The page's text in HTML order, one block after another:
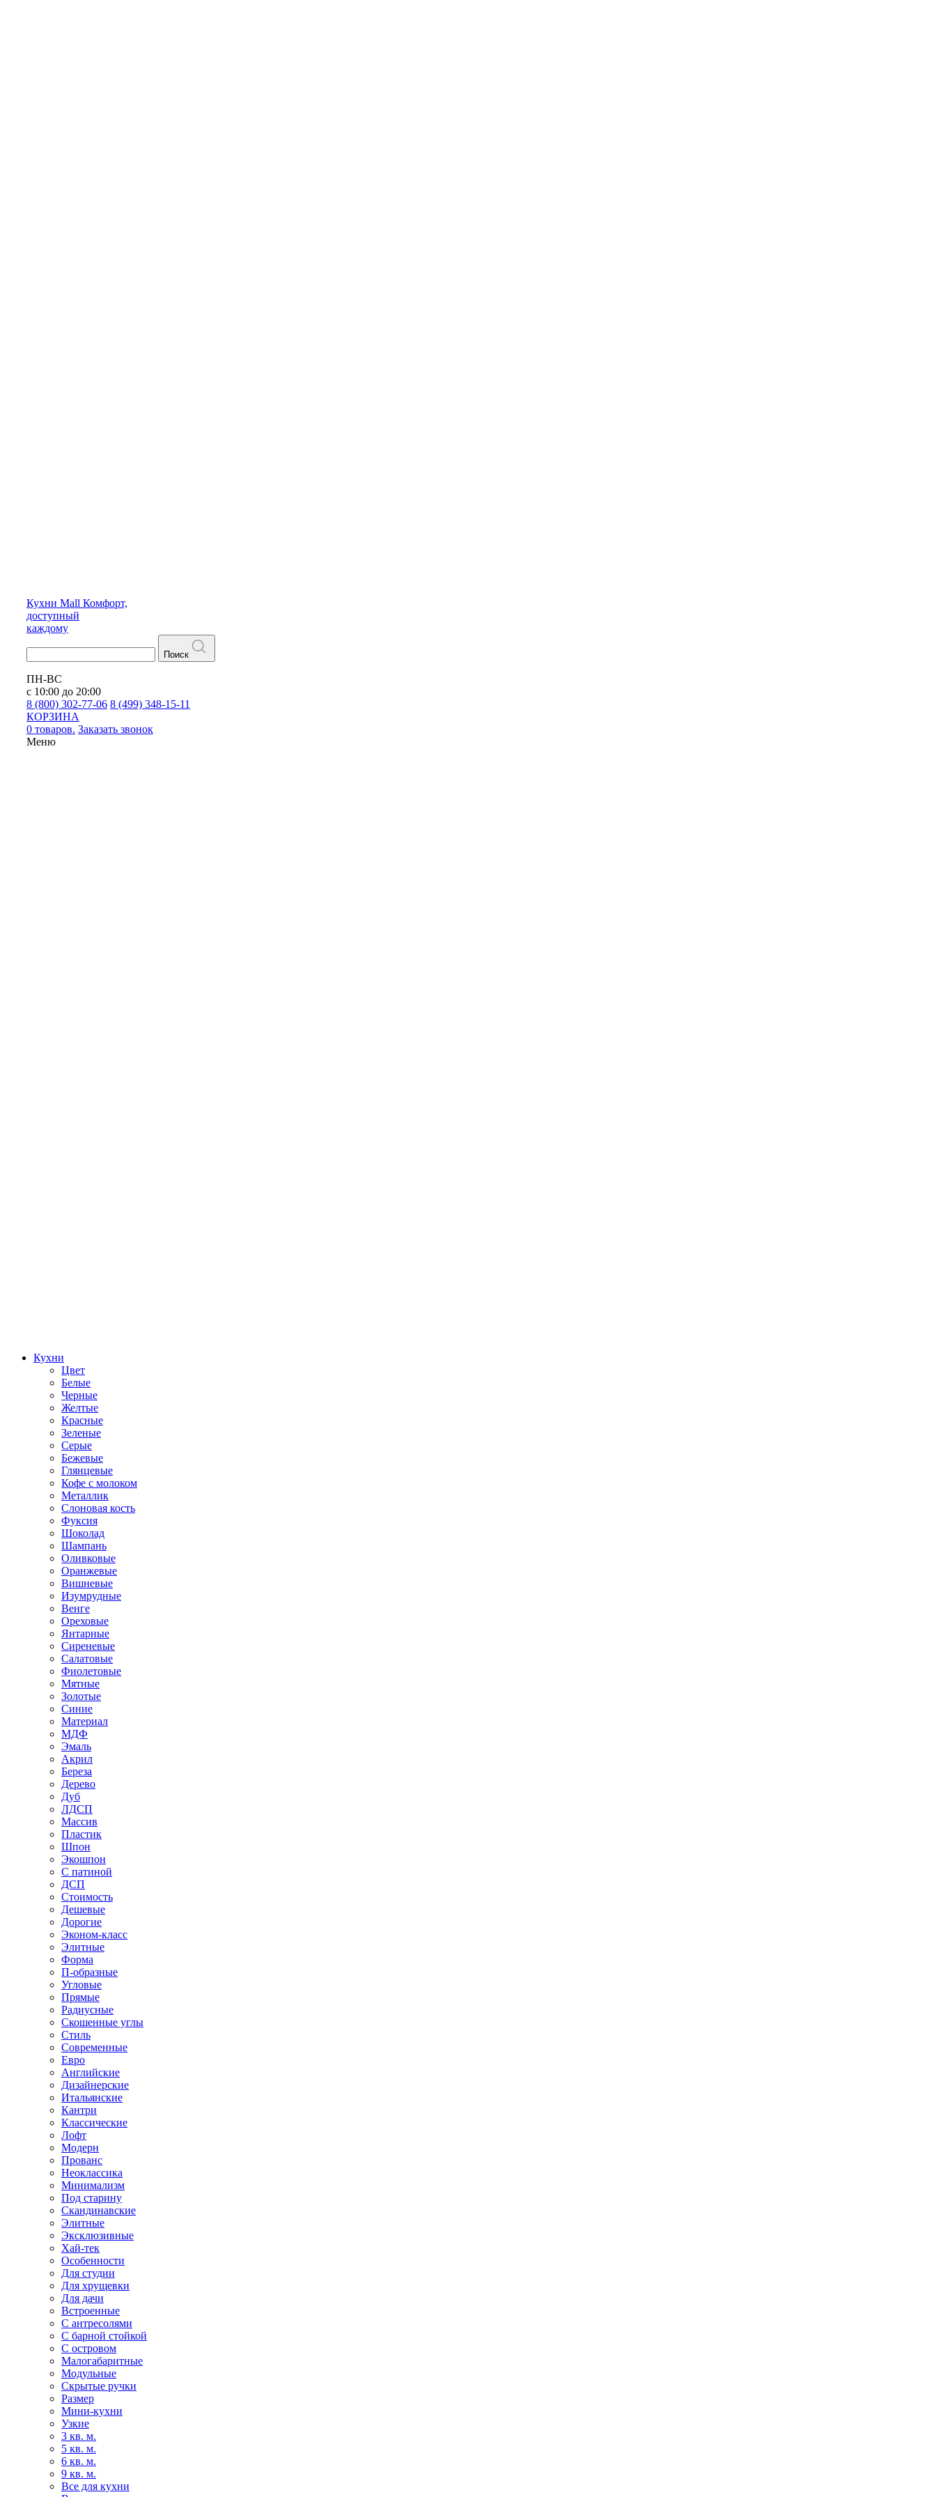
Кухни Mall Комфорт,
доступный
каждому
Поиск
ПН-ВС
с 10:00 до 20:00
8 (800) 302-77-06 8 (499) 348-15-11
КОРЗИНА
0 товаров. Заказать звонок
Меню
Кухни
Цвет
Белые
Черные
Желтые
Красные
Зеленые
Серые
Бежевые
Глянцевые
Кофе с молоком
Металлик
Слоновая кость
Фуксия
Шоколад
Шампань
Оливковые
Оранжевые
Вишневые
Изумрудные
Венге
Ореховые
Янтарные
Сиреневые
Салатовые
Фиолетовые
Мятные
Золотые
Синие
Материал
МДФ
Эмаль
Акрил
Береза
Дерево
Дуб
ЛДСП
Массив
Пластик
Шпон
Экошпон
С патиной
ДСП
Стоимость
Дешевые
Дорогие
Эконом-класс
Элитные
Форма
П-образные
Угловые
Прямые
Радиусные
Скошенные углы
Стиль
Современные
Евро
Английские
Дизайнерские
Итальянские
Кантри
Классические
Лофт
Модерн
Прованс
Неоклассика
Минимализм
Под старину
Скандинавские
Элитные
Эксклюзивные
Хай-тек
Особенности
Для студии
Для хрущевки
Для дачи
Встроенные
С антресолями
С барной стойкой
С островом
Малогабаритные
Модульные
Скрытые ручки
Размер
Мини-кухни
Узкие
3 кв. м.
5 кв. м.
6 кв. м.
9 кв. м.
Все для кухни